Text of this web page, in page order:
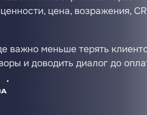
цена, возражения,
важно меньше терять
и доводить диалог до